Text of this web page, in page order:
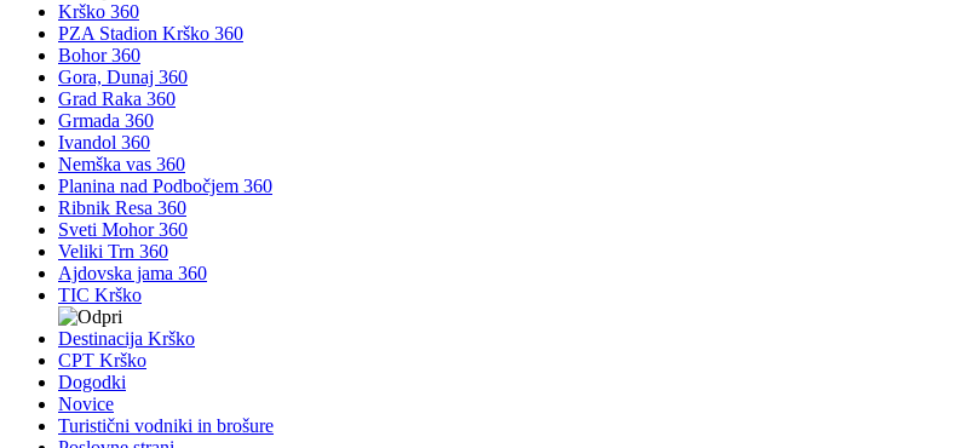
Krško 360
PZA Stadion Krško 360
Bohor 360
Gora, Dunaj 360
Grad Raka 360
Grmada 360
Ivandol 360
Nemška vas 360
Planina nad Podbočjem 360
Ribnik Resa 360
Sveti Mohor 360
Veliki Trn 360
Ajdovska jama 360
TIC Krško
Destinacija Krško
CPT Krško
Dogodki
Novice
Turistični vodniki in brošure